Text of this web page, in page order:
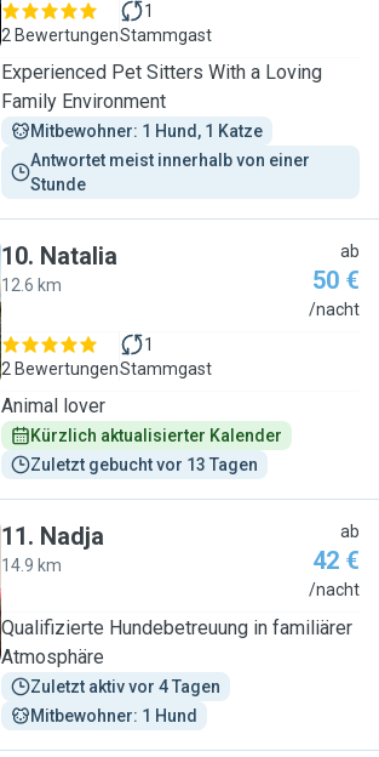
2 Bewertungen
1
Stammgast
Experienced Pet Sitters With a Loving
Family Environment
Mitbewohner: 1 Hund, 1 Katze
Antwortet meist innerhalb von einer
Stunde
10. Natalia
12.6 km
ab
50 €
/nacht
2 Bewertungen
1
Stammgast
Animal lover
Kürzlich aktualisierter Kalender
Zuletzt gebucht vor 13 Tagen
11. Nadja
14.9 km
ab
42 €
/nacht
Qualifizierte Hundebetreuung in familiärer
Atmosphäre
Zuletzt aktiv vor 4 Tagen
Mitbewohner: 1 Hund